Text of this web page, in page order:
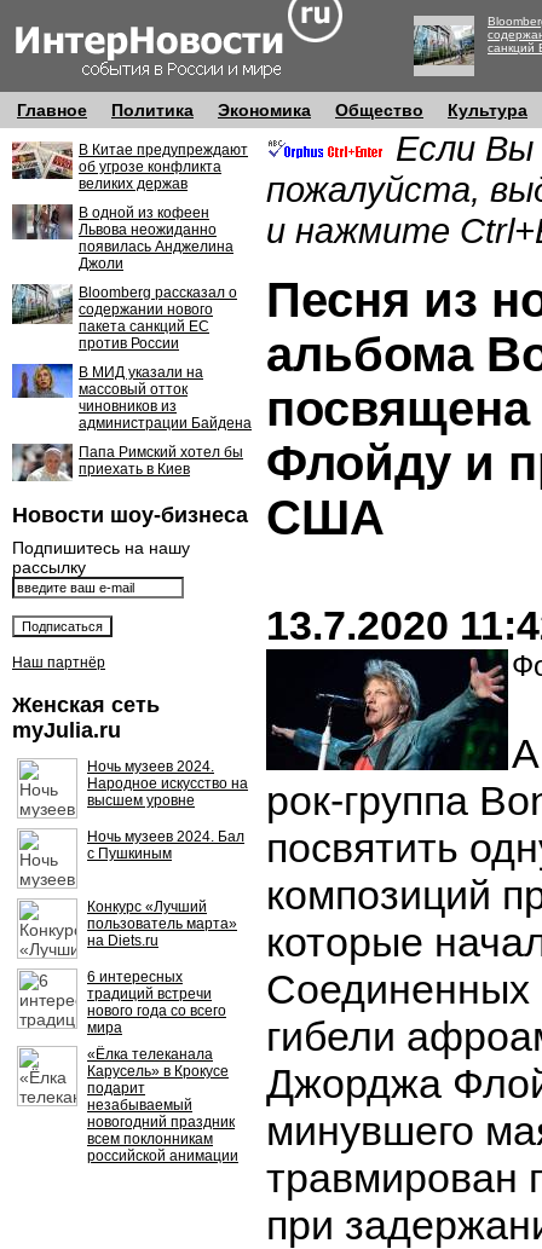
санкций
Главное Политика Экономика Общество Культура
В Китае предупреждают
об угрозе конфликта
великих держав
В одной из кофеен
Львова неожиданно
появилась Анджелина
Джоли
Bloomberg рассказал о
содержании нового
пакета санкций ЕС
против России
В МИД указали на
массовый отток
чиновников из
администрации Байдена
Папа Римский хотел бы
приехать в Киев
Новости шоу-бизнеса
Подпишитесь на нашу
рассылку
Наш партнёр
Женская сеть
myJulia.ru
Ночь музеев 2024.
Народное искусство на
высшем уровне
Ночь музеев 2024. Бал
с Пушкиным
Конкурс «Лучший
пользователь марта»
на Diets.ru
6 интересных
традиций встречи
нового года со всего
мира
«Ёлка телеканала
Карусель» в Крокусе
подарит
незабываемый
новогодний праздник
всем поклонникам
российской анимации
Если Вы
пожалуйста,
и нажмите
Песня из
альбома
Флойду и
США
13.7.2020
рок-группа
посвятить
композиций
которые
Соединенных
гибели
Джорджа
минувшего
травмирован
при